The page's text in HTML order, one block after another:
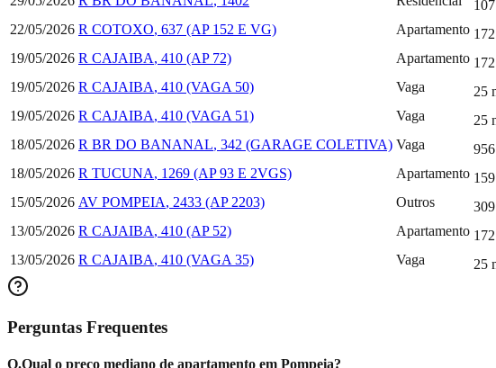
107
22/05/2026 R COTOXO, 637 (AP 152 E VG) Apartamento 172
19/05/2026 R CAJAIBA, 410 (AP 72) Apartamento 172
19/05/2026 R CAJAIBA, 410 (VAGA 50) Vaga 25
19/05/2026 R CAJAIBA, 410 (VAGA 51) Vaga 25
18/05/2026 R BR DO BANANAL, 342 (GARAGE COLETIVA) Vaga 956
18/05/2026 R TUCUNA, 1269 (AP 93 E 2VGS) Apartamento 159
15/05/2026 AV POMPEIA, 2433 (AP 2203) Outros 309
13/05/2026 R CAJAIBA, 410 (AP 52) Apartamento 172
13/05/2026 R CAJAIBA, 410 (VAGA 35) Vaga 25
Perguntas Frequentes
Q.Qual o preço mediano de apartamento em Pompeia?